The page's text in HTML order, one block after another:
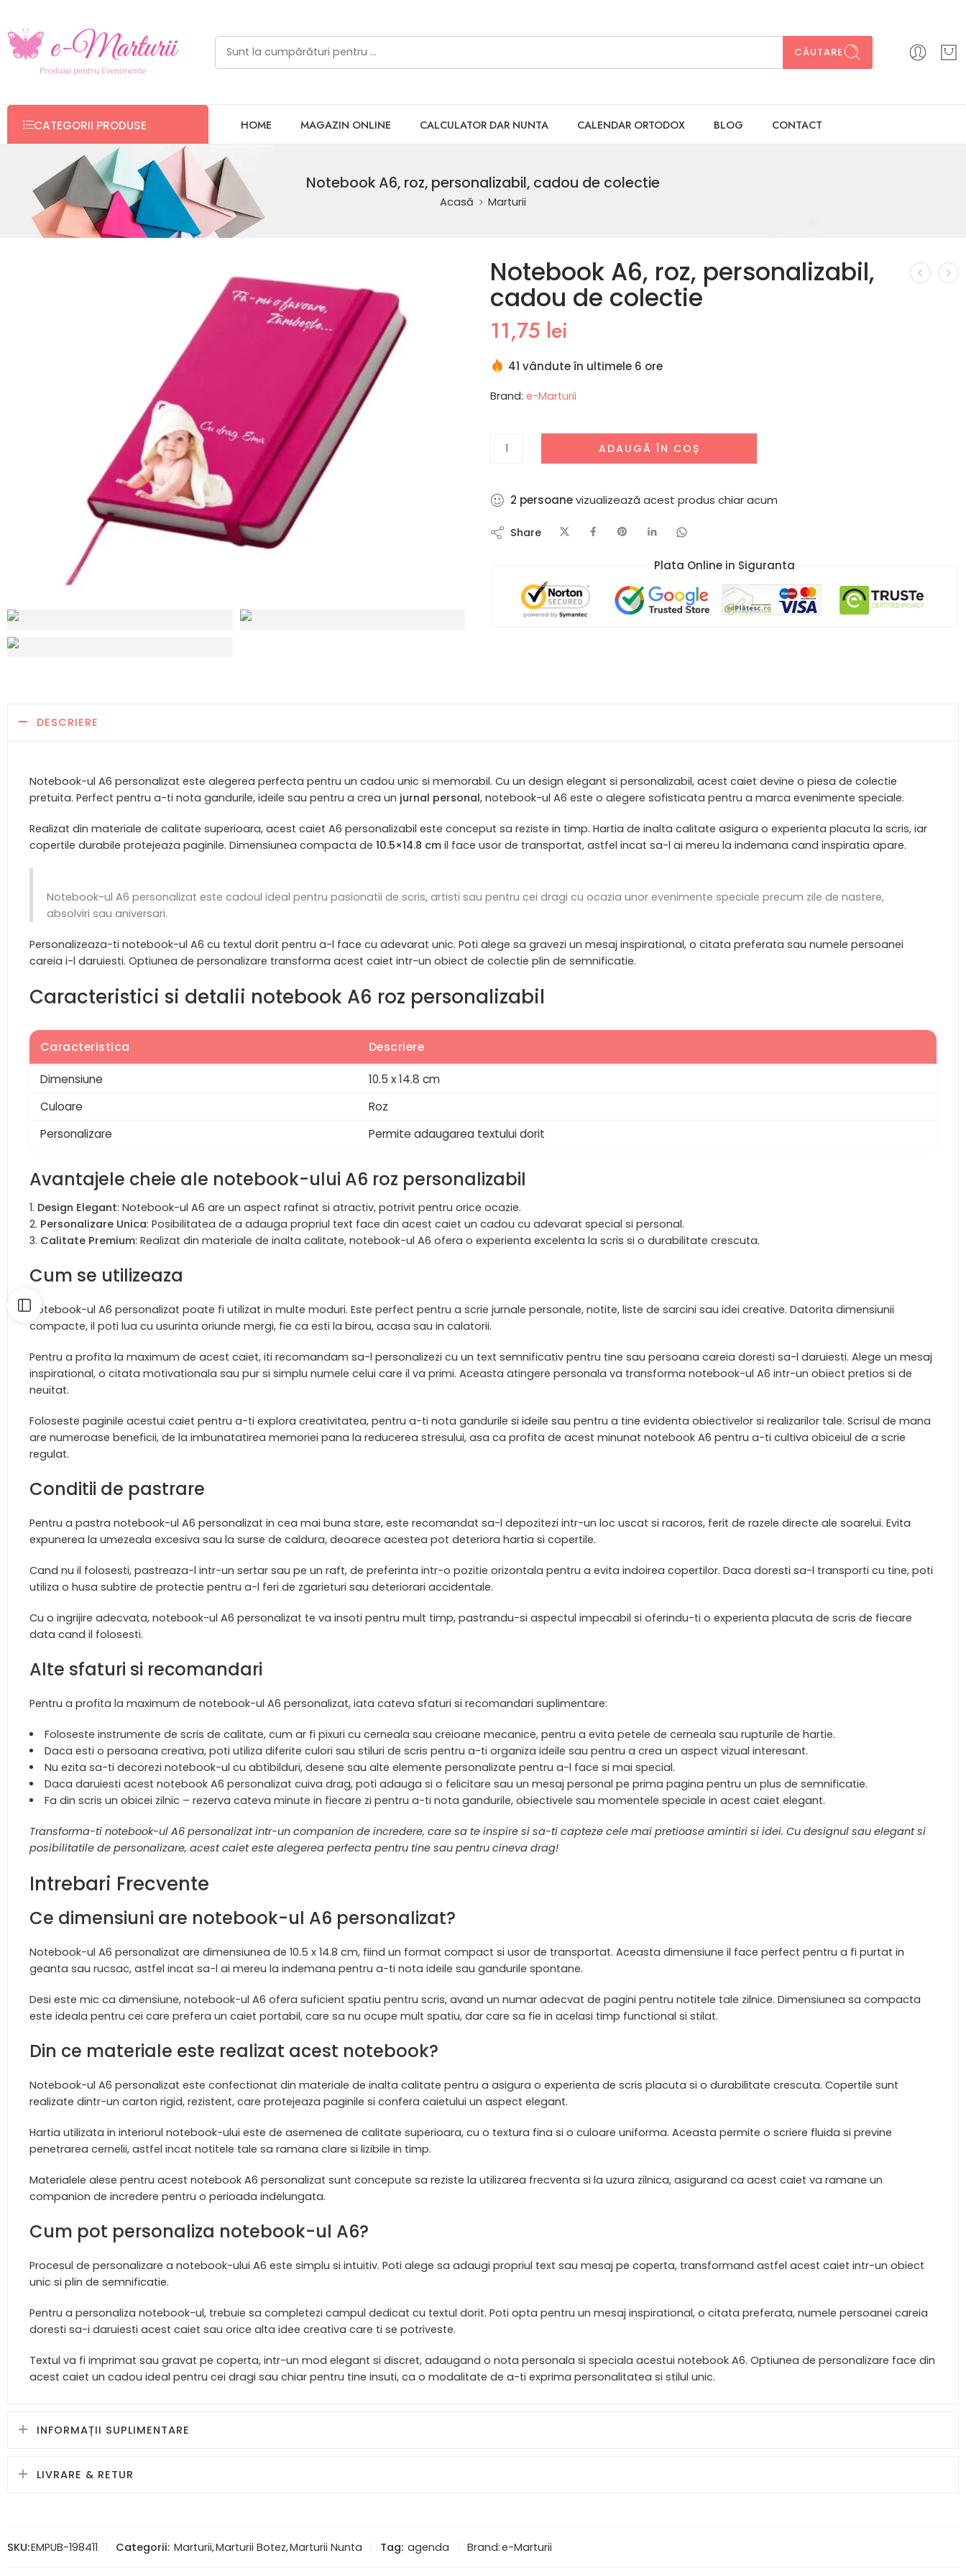
CĂUTARE
CATEGORII PRODUSE HOME MAGAZIN ONLINE CALCULATOR DAR NUNTA CALENDAR ORTODOX BLOG CONTACT
Notebook A6, roz, personalizabil, cadou de colectie
Acasă Marturii
Notebook A6, roz, personalizabil,
cadou de colectie
11,75 lei
41 vândute în ultimele 6 ore
Brand: e-Marturii
ADAUGĂ ÎN COȘ
7 persoanevizualizează acest produs chiar acum
Share
Plata Online in Siguranta​
DESCRIERE
Notebook-ul A6 personalizat este alegerea perfecta pentru un cadou unic si memorabil. Cu un design elegant si personalizabil, acest caiet devine o piesa de colectie
pretuita. Perfect pentru a-ti nota gandurile, ideile sau pentru a crea un jurnal personal, notebook-ul A6 este o alegere sofisticata pentru a marca evenimente speciale.
Realizat din materiale de calitate superioara, acest caiet A6 personalizabil este conceput sa reziste in timp. Hartia de inalta calitate asigura o experienta placuta la scris, iar
copertile durabile protejeaza paginile. Dimensiunea compacta de 10.5×14.8 cm il face usor de transportat, astfel incat sa-l ai mereu la indemana cand inspiratia apare.
Notebook-ul A6 personalizat este cadoul ideal pentru pasionatii de scris, artisti sau pentru cei dragi cu ocazia unor evenimente speciale precum zile de nastere,
absolviri sau aniversari.
Personalizeaza-ti notebook-ul A6 cu textul dorit pentru a-l face cu adevarat unic. Poti alege sa gravezi un mesaj inspirational, o citata preferata sau numele persoanei
careia i-l daruiesti. Optiunea de personalizare transforma acest caiet intr-un obiect de colectie plin de semnificatie.
Caracteristici si detalii notebook A6 roz personalizabil
Caracteristica Descriere
Dimensiune
10.5 x 14.8 cm
Culoare
Roz
Personalizare
Permite adaugarea textului dorit
Avantajele cheie ale notebook-ului A6 roz personalizabil
Design Elegant: Notebook-ul A6 are un aspect rafinat si atractiv, potrivit pentru orice ocazie.
Personalizare Unica: Posibilitatea de a adauga propriul text face din acest caiet un cadou cu adevarat special si personal.
Calitate Premium: Realizat din materiale de inalta calitate, notebook-ul A6 ofera o experienta excelenta la scris si o durabilitate crescuta.
Cum se utilizeaza
Notebook-ul A6 personalizat poate fi utilizat in multe moduri. Este perfect pentru a scrie jurnale personale, notite, liste de sarcini sau idei creative. Datorita dimensiunii
compacte, il poti lua cu usurinta oriunde mergi, fie ca esti la birou, acasa sau in calatorii.
Pentru a profita la maximum de acest caiet, iti recomandam sa-l personalizezi cu un text semnificativ pentru tine sau persoana careia doresti sa-l daruiesti. Alege un mesaj
inspirational, o citata motivationala sau pur si simplu numele celui care il va primi. Aceasta atingere personala va transforma notebook-ul A6 intr-un obiect pretios si de
neuitat.
Foloseste paginile acestui caiet pentru a-ti explora creativitatea, pentru a-ti nota gandurile si ideile sau pentru a tine evidenta obiectivelor si realizarilor tale. Scrisul de mana
are numeroase beneficii, de la imbunatatirea memoriei pana la reducerea stresului, asa ca profita de acest minunat notebook A6 pentru a-ti cultiva obiceiul de a scrie
regulat.
Conditii de pastrare
Pentru a pastra notebook-ul A6 personalizat in cea mai buna stare, este recomandat sa-l depozitezi intr-un loc uscat si racoros, ferit de razele directe ale soarelui. Evita
expunerea la umezeala excesiva sau la surse de caldura, deoarece acestea pot deteriora hartia si copertile.
Cand nu il folosesti, pastreaza-l intr-un sertar sau pe un raft, de preferinta intr-o pozitie orizontala pentru a evita indoirea copertilor. Daca doresti sa-l transporti cu tine, poti
utiliza o husa subtire de protectie pentru a-l feri de zgarieturi sau deteriorari accidentale.
Cu o ingrijire adecvata, notebook-ul A6 personalizat te va insoti pentru mult timp, pastrandu-si aspectul impecabil si oferindu-ti o experienta placuta de scris de fiecare
data cand il folosesti.
Alte sfaturi si recomandari
Pentru a profita la maximum de notebook-ul A6 personalizat, iata cateva sfaturi si recomandari suplimentare:
Foloseste instrumente de scris de calitate, cum ar fi pixuri cu cerneala sau creioane mecanice, pentru a evita petele de cerneala sau rupturile de hartie.
Daca esti o persoana creativa, poti utiliza diferite culori sau stiluri de scris pentru a-ti organiza ideile sau pentru a crea un aspect vizual interesant.
Nu ezita sa-ti decorezi notebook-ul cu abtibilduri, desene sau alte elemente personalizate pentru a-l face si mai special.
Daca daruiesti acest notebook A6 personalizat cuiva drag, poti adauga si o felicitare sau un mesaj personal pe prima pagina pentru un plus de semnificatie.
Fa din scris un obicei zilnic – rezerva cateva minute in fiecare zi pentru a-ti nota gandurile, obiectivele sau momentele speciale in acest caiet elegant.
Transforma-ti notebook-ul A6 personalizat intr-un companion de incredere, care sa te inspire si sa-ti capteze cele mai pretioase amintiri si idei. Cu designul sau elegant si
posibilitatile de personalizare, acest caiet este alegerea perfecta pentru tine sau pentru cineva drag!
Intrebari Frecvente
Ce dimensiuni are notebook-ul A6 personalizat?
Notebook-ul A6 personalizat are dimensiunea de 10.5 x 14.8 cm, fiind un format compact si usor de transportat. Aceasta dimensiune il face perfect pentru a fi purtat in
geanta sau rucsac, astfel incat sa-l ai mereu la indemana pentru a-ti nota ideile sau gandurile spontane.
Desi este mic ca dimensiune, notebook-ul A6 ofera suficient spatiu pentru scris, avand un numar adecvat de pagini pentru notitele tale zilnice. Dimensiunea sa compacta
este ideala pentru cei care prefera un caiet portabil, care sa nu ocupe mult spatiu, dar care sa fie in acelasi timp functional si stilat.
Din ce materiale este realizat acest notebook?
Notebook-ul A6 personalizat este confectionat din materiale de inalta calitate pentru a asigura o experienta de scris placuta si o durabilitate crescuta. Copertile sunt
realizate dintr-un carton rigid, rezistent, care protejeaza paginile si confera caietului un aspect elegant.
Hartia utilizata in interiorul notebook-ului este de asemenea de calitate superioara, cu o textura fina si o culoare uniforma. Aceasta permite o scriere fluida si previne
penetrarea cernelii, astfel incat notitele tale sa ramana clare si lizibile in timp.
Materialele alese pentru acest notebook A6 personalizat sunt concepute sa reziste la utilizarea frecventa si la uzura zilnica, asigurand ca acest caiet va ramane un
companion de incredere pentru o perioada indelungata.
Cum pot personaliza notebook-ul A6?
Procesul de personalizare a notebook-ului A6 este simplu si intuitiv. Poti alege sa adaugi propriul text sau mesaj pe coperta, transformand astfel acest caiet intr-un obiect
unic si plin de semnificatie.
Pentru a personaliza notebook-ul, trebuie sa completezi campul dedicat cu textul dorit. Poti opta pentru un mesaj inspirational, o citata preferata, numele persoanei careia
doresti sa-i daruiesti acest caiet sau orice alta idee creativa care ti se potriveste.
Textul va fi imprimat sau gravat pe coperta, intr-un mod elegant si discret, adaugand o nota personala si speciala acestui notebook A6. Optiunea de personalizare face din
acest caiet un cadou ideal pentru cei dragi sau chiar pentru tine insuti, ca o modalitate de a-ti exprima personalitatea si stilul unic.
INFORMAȚII SUPLIMENTARE
LIVRARE & RETUR
SKU:EMPUB-198411 Categorii: Marturii,Marturii Botez,Marturii Nunta Tag: agenda Brand:e-Marturii